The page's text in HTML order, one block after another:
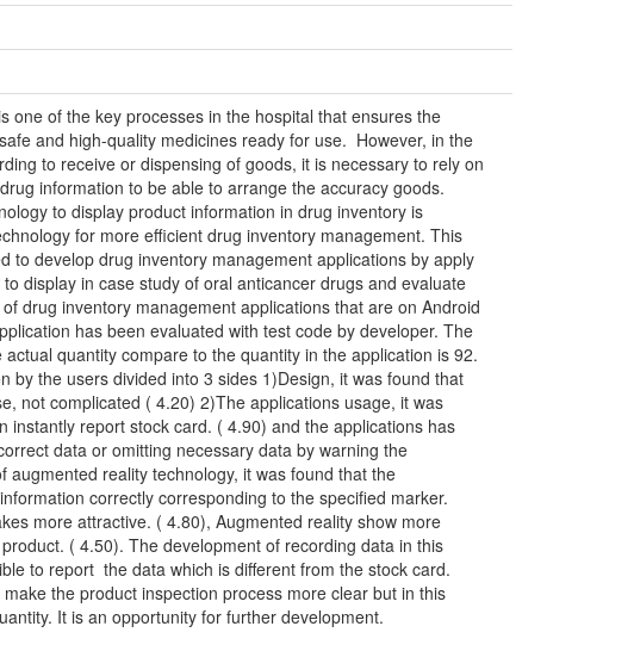
one of the key processes in the hospital that ensures the
and high-quality medicines ready for use. However, in the
to receive or dispensing of goods, it is necessary to rely on
information to be able to arrange the accuracy goods.
to display product information in drug inventory is
for more efficient drug inventory management. This
to develop drug inventory management applications by apply
display in case study of oral anticancer drugs and evaluate
drug inventory management applications that are on Android
has been evaluated with test code by developer. The
quantity compare to the quantity in the application is 92.
by the users divided into 3 sides 1)Design, it was found that
not complicated ( 4.20) 2)The applications usage, it was
instantly report stock card. ( 4.90) and the applications has
data or omitting necessary data by warning the
augmented reality technology, it was found that the
correctly corresponding to the specified marker.
more attractive. ( 4.80), Augmented reality show more
( 4.50). The development of recording data in this
to report the data which is different from the stock card.
the product inspection process more clear but in this
It is an opportunity for further development.